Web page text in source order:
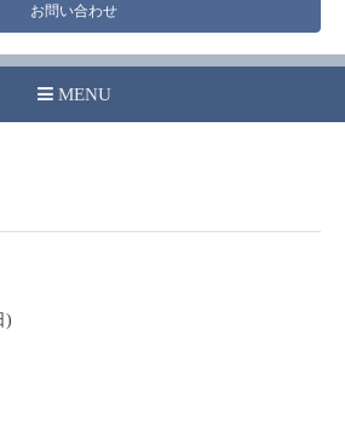
お問い合わせ
MENU
)